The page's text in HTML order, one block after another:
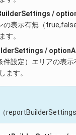
/
の表示有無（
す。
/
件設定）エリアの表
ます。